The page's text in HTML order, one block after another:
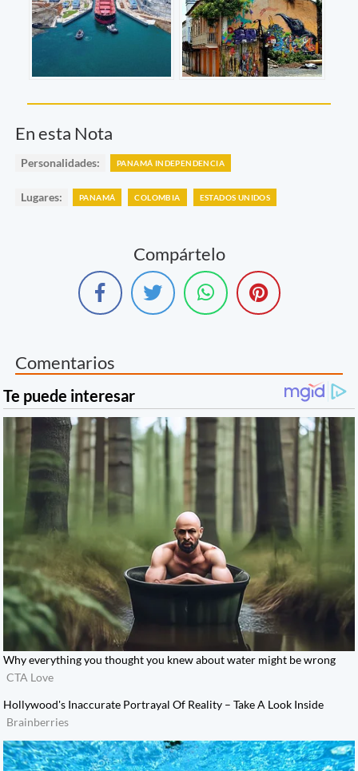
En esta Nota
Personalidades: PANAMÁ INDEPENDENCIA
Lugares: PANAMÁ COLOMBIA ESTADOS UNIDOS
Compártelo
Comentarios